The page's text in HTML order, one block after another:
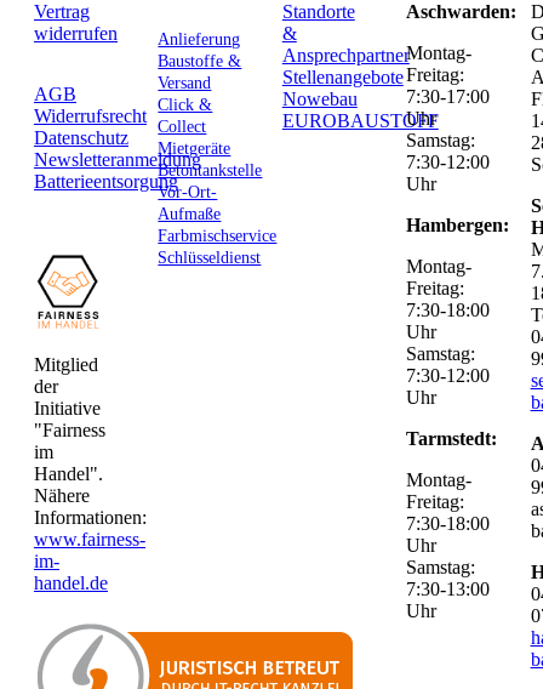
Vertrag
widerrufen
AGB
Widerrufsrecht
Datenschutz
Newsletteranmeldung
Batterieentsorgung
Mitglied
der
Initiative
"Fairness
im
Handel".
Nähere
Informationen:
www.fairness-
im-
handel.de
Anlieferung
Baustoffe &
Versand
Click &
Collect
Mietgeräte
Betontankstelle
Vor-Ort-
Aufmaße
Farbmischservice
Schlüsseldienst
Standorte
&
Ansprechpartner
Stellenangebote
Nowebau
EUROBAUSTOFF
Aschwarden:
Montag-
Freitag:
7:30-17:00
Uhr
Samstag:
7:30-12:00
Uhr
Hambergen:
Montag-
Freitag:
7:30-18:00
Uhr
Samstag:
7:30-12:00
Uhr
Tarmstedt:
Montag-
Freitag:
7:30-18:00
Uhr
Samstag:
7:30-13:00
Uhr